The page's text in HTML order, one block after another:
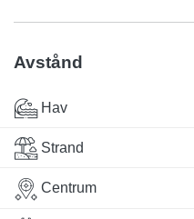
Avstånd
Hav
Strand
Centrum